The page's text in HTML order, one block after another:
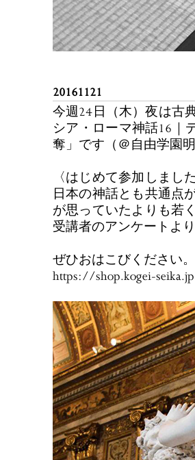
20161121
今週24日（木）夜は古
シア・ローマ神話16｜
奪」です（＠自由学園
〈はじめて参加しまし
日本の神話とも共通点
が思っていたよりも若
受講者のアンケートよ
ぜひおはこびください。
https://shop.kogei-